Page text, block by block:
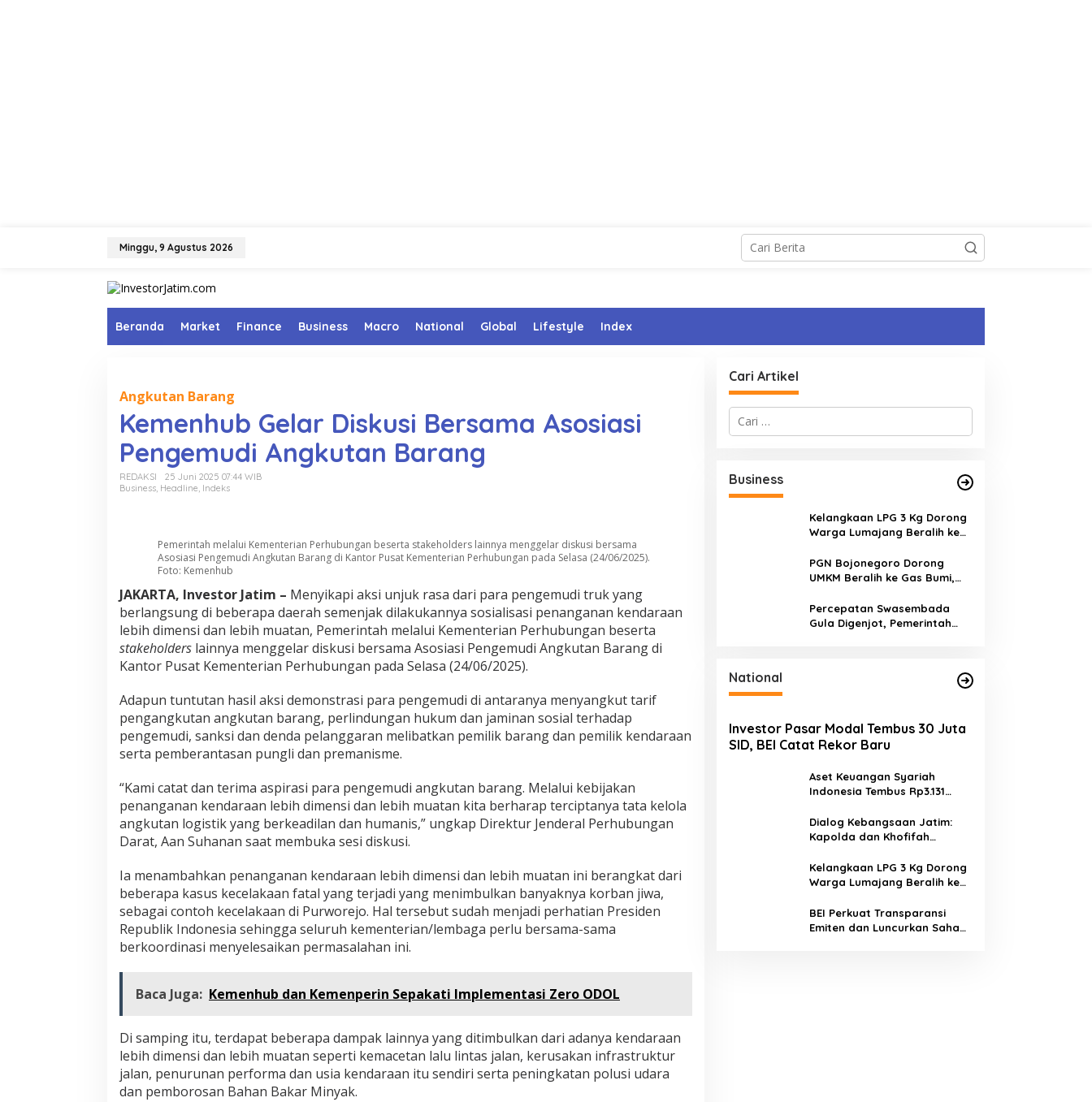
Minggu, 9 Agustus 2026
Beranda Market Finance Business Macro National Global Lifestyle Index
Angkutan Barang
Kemenhub Gelar Diskusi Bersama Asosiasi
Pengemudi Angkutan Barang
REDAKSI
25 Juni 2025 07:44 WIB
Business, Headline, Indeks
Pemerintah melalui Kementerian Perhubungan beserta stakeholders lainnya menggelar diskusi bersama
Asosiasi Pengemudi Angkutan Barang di Kantor Pusat Kementerian Perhubungan pada Selasa (24/06/2025).
Foto: Kemenhub
JAKARTA, Investor Jatim – Menyikapi aksi unjuk rasa dari para pengemudi truk yang
berlangsung di beberapa daerah semenjak dilakukannya sosialisasi penanganan kendaraan
lebih dimensi dan lebih muatan, Pemerintah melalui Kementerian Perhubungan beserta
stakeholders lainnya menggelar diskusi bersama Asosiasi Pengemudi Angkutan Barang di
Kantor Pusat Kementerian Perhubungan pada Selasa (24/06/2025).
Adapun tuntutan hasil aksi demonstrasi para pengemudi di antaranya menyangkut tarif
pengangkutan angkutan barang, perlindungan hukum dan jaminan sosial terhadap
pengemudi, sanksi dan denda pelanggaran melibatkan pemilik barang dan pemilik kendaraan
serta pemberantasan pungli dan premanisme.
“Kami catat dan terima aspirasi para pengemudi angkutan barang. Melalui kebijakan
penanganan kendaraan lebih dimensi dan lebih muatan kita berharap terciptanya tata kelola
angkutan logistik yang berkeadilan dan humanis,” ungkap Direktur Jenderal Perhubungan
Darat, Aan Suhanan saat membuka sesi diskusi.
Ia menambahkan penanganan kendaraan lebih dimensi dan lebih muatan ini berangkat dari
beberapa kasus kecelakaan fatal yang terjadi yang menimbulkan banyaknya korban jiwa,
sebagai contoh kecelakaan di Purworejo. Hal tersebut sudah menjadi perhatian Presiden
Republik Indonesia sehingga seluruh kementerian/lembaga perlu bersama-sama
berkoordinasi menyelesaikan permasalahan ini.
Baca Juga: Kemenhub dan Kemenperin Sepakati Implementasi Zero ODOL
Di samping itu, terdapat beberapa dampak lainnya yang ditimbulkan dari adanya kendaraan
lebih dimensi dan lebih muatan seperti kemacetan lalu lintas jalan, kerusakan infrastruktur
jalan, penurunan performa dan usia kendaraan itu sendiri serta peningkatan polusi udara
dan pemborosan Bahan Bakar Minyak.
Cari Artikel
C
u
n
t
Business
Kelangkaan LPG 3 Kg Dorong
Warga Lumajang Beralih ke
Terjamin dan Pembayaran
Makin Mudah
PGN Bojonegoro Dorong
UMKM Beralih ke Gas Bumi,
Tingkatkan Daya Saing
Percepatan Swasembada
Gula Digenjot, Pemerintah
National
Investor Pasar Modal Tembus 30 Juta
SID, BEI Catat Rekor Baru
Aset Keuangan Syariah
Indonesia Tembus Rp3.131
Dialog Kebangsaan Jatim:
Kapolda dan Khofifah
demi Jaga Iklim Investasi
Kelangkaan LPG 3 Kg Dorong
Warga Lumajang Beralih ke
Terjamin dan Pembayaran
Makin Mudah
BEI Perkuat Transparansi
Emiten dan Luncurkan Saham